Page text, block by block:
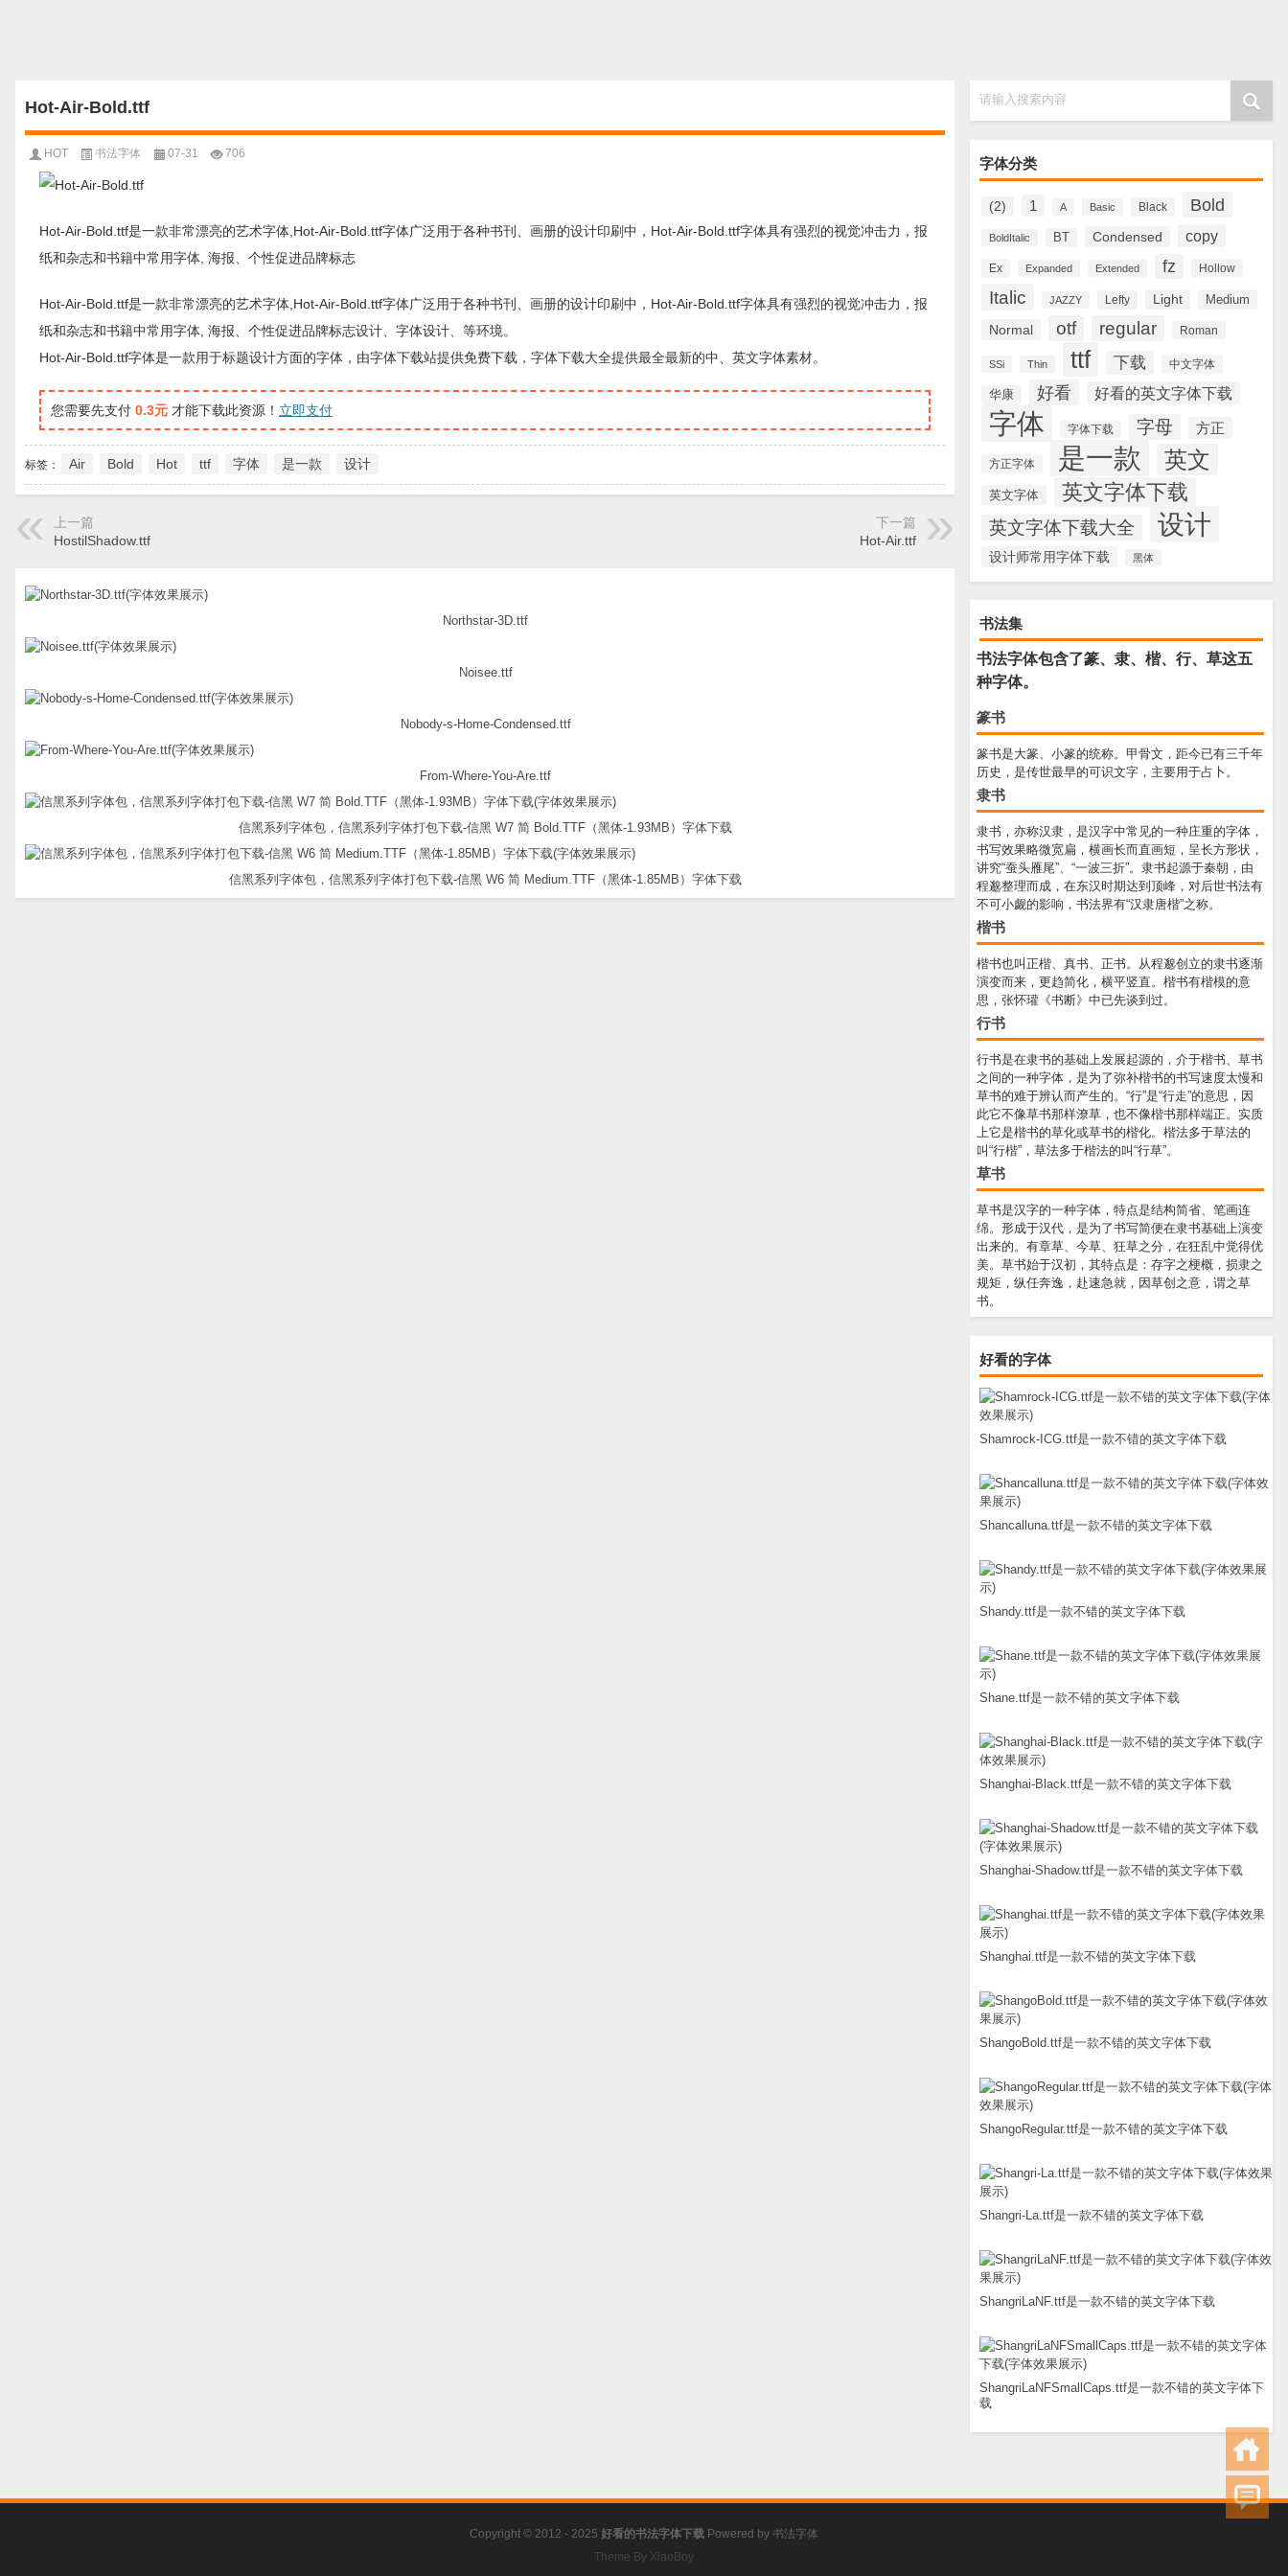
请输入搜索内容
字体分类
(2) 1 A Basic Black Bold
BoldItalic BT Condensed copy
Ex Expanded Extended fz Hollow
Italic JAZZY Lefty Light Medium
Normal otf regular Roman
SSi Thin ttf 下载 中文字体
华康 好看 好看的英文字体下载
字体 字体下载 字母 方正
方正字体 是一款 英文
英文字体 英文字体下载
英文字体下载大全 设计
设计师常用字体下载 黑体
书法集
书法字体包含了篆、隶、楷、行、草这五
种字体。
篆书
篆书是大篆、小篆的统称。甲骨文，距今已有三千年
历史，是传世最早的可识文字，主要用于占卜。
隶书
隶书，亦称汉隶，是汉字中常见的一种庄重的字体，
书写效果略微宽扁，横画长而直画短，呈长方形状，
讲究“蚕头雁尾”、“一波三折”。隶书起源于秦朝，由
程邈整理而成，在东汉时期达到顶峰，对后世书法有
不可小觑的影响，书法界有“汉隶唐楷”之称。
楷书
楷书也叫正楷、真书、正书。从程邈创立的隶书逐渐
演变而来，更趋简化，横平竖直。楷书有楷模的意
思，张怀瓘《书断》中已先谈到过。
行书
行书是在隶书的基础上发展起源的，介于楷书、草书
之间的一种字体，是为了弥补楷书的书写速度太慢和
草书的难于辨认而产生的。“行”是“行走”的意思，因
此它不像草书那样潦草，也不像楷书那样端正。实质
上它是楷书的草化或草书的楷化。楷法多于草法的
叫“行楷”，草法多于楷法的叫“行草”。
草书
草书是汉字的一种字体，特点是结构简省、笔画连
绵。形成于汉代，是为了书写简便在隶书基础上演变
出来的。有章草、今草、狂草之分，在狂乱中觉得优
美。草书始于汉初，其特点是：存字之梗概，损隶之
规矩，纵任奔逸，赴速急就，因草创之意，谓之草
书。
好看的字体
Shamrock-ICG.ttf是一款不错的英文字体下载
Shancalluna.ttf是一款不错的英文字体下载
Shandy.ttf是一款不错的英文字体下载
Shane.ttf是一款不错的英文字体下载
Shanghai-Black.ttf是一款不错的英文字体下载
Shanghai-Shadow.ttf是一款不错的英文字体下载
Shanghai.ttf是一款不错的英文字体下载
ShangoBold.ttf是一款不错的英文字体下载
ShangoRegular.ttf是一款不错的英文字体下载
Shangri-La.ttf是一款不错的英文字体下载
ShangriLaNF.ttf是一款不错的英文字体下载
ShangriLaNFSmallCaps.ttf是一款不错的英文字体下
载
Hot-Air-Bold.ttf
HOT 书法字体 07-31 706
Hot-Air-Bold.ttf是一款非常漂亮的艺术字体,Hot-Air-Bold.ttf字体广泛用于各种书刊、画册的设计印刷中，Hot-Air-Bold.ttf字体具有强烈的视觉冲击力，报
纸和杂志和书籍中常用字体, 海报、个性促进品牌标志
Hot-Air-Bold.ttf是一款非常漂亮的艺术字体,Hot-Air-Bold.ttf字体广泛用于各种书刊、画册的设计印刷中，Hot-Air-Bold.ttf字体具有强烈的视觉冲击力，报
纸和杂志和书籍中常用字体, 海报、个性促进品牌标志设计、字体设计、等环境。
Hot-Air-Bold.ttf字体是一款用于标题设计方面的字体，由字体下载站提供免费下载，字体下载大全提供最全最新的中、英文字体素材。
您需要先支付 0.3元 才能下载此资源！ 立即支付
标签： Air Bold Hot ttf 字体 是一款 设计
上一篇
HostilShadow.ttf
下一篇
Hot-Air.ttf
Northstar-3D.ttf
Noisee.ttf
Nobody-s-Home-Condensed.ttf
From-Where-You-Are.ttf
信黑系列字体包，信黑系列字体打包下载-信黑 W7 简 Bold.TTF（黑体-1.93MB）字体下载
信黑系列字体包，信黑系列字体打包下载-信黑 W6 简 Medium.TTF（黑体-1.85MB）字体下载
Copyright © 2012 - 2025 好看的书法字体下载 Powered by 书法字体
Theme By XiaoBoy